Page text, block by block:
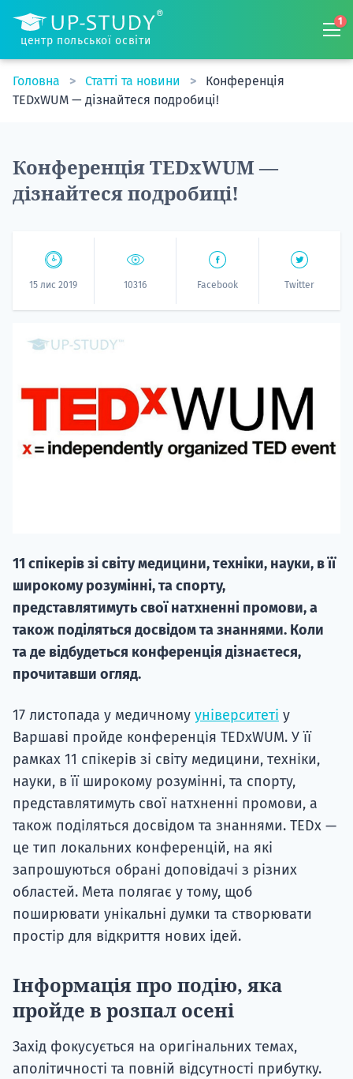
центр польської освіти
1
Головна Статті та новини
Конференція
TEDxWUM — дізнайтеся подробиці!
Конференція TEDxWUM —
дізнайтеся подробиці!
15 лис 2019 10316 Facebook Twitter
11 спікерів зі світу медицини, техніки, науки, в її
широкому розумінні, та спорту,
представлятимуть свої натхненні промови, а
також поділяться досвідом та знаннями. Коли
та де відбудеться конференція дізнаєтеся,
прочитавши огляд.
17 листопада у медичному університеті у
Варшаві пройде конференція TEDxWUM. У її
рамках 11 спікерів зі світу медицини, техніки,
науки, в її широкому розумінні, та спорту,
представлятимуть свої натхненні промови, а
також поділяться досвідом та знаннями. TEDx —
це тип локальних конференцій, на які
запрошуються обрані доповідачі з різних
областей. Мета полягає у тому, щоб
поширювати унікальні думки та створювати
простір для відкриття нових ідей.
Інформація про подію, яка
пройде в розпал осені
Захід фокусується на оригінальних темах,
аполітичності та повній відсутності прибутку.